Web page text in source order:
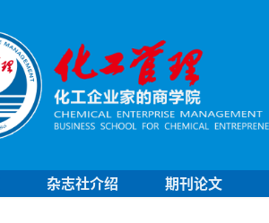
杂志社介绍 期刊论文